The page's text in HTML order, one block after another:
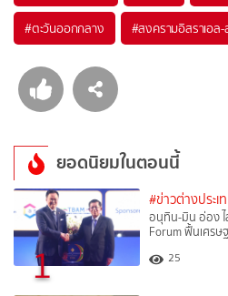
#ตะวันออกกลาง #สงครามอิสราเอล
ยอดนิยมในตอนนี้
1
#ข่าวต่างประเ
อนุทิน-มิน อ่อง ไ
Forum ฟื้นเศรษ
25